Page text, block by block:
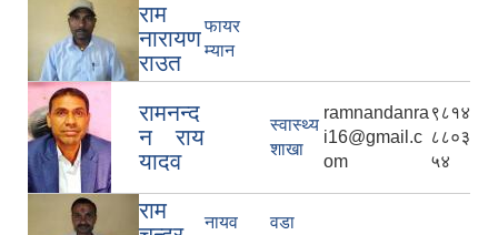
राम
नारायण
राउत
फायर
म्यान
रामनन्द
न राय
यादव
स्वास्थ्य
शाखा
ramnandanra
i16@gmail.c
om
९८१४
८८०३
५४
राम
नायव वडा